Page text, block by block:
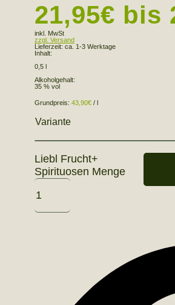
21,95€ bis
inkl. MwSt
zzgl. Versand
Lieferzeit: ca. 1-3 Werktage
Inhalt:
0,5 l
Alkoholgehalt:
35 % vol
Grundpreis: 43,90€ / l
Variante
Liebl Frucht+
Spirituosen Menge